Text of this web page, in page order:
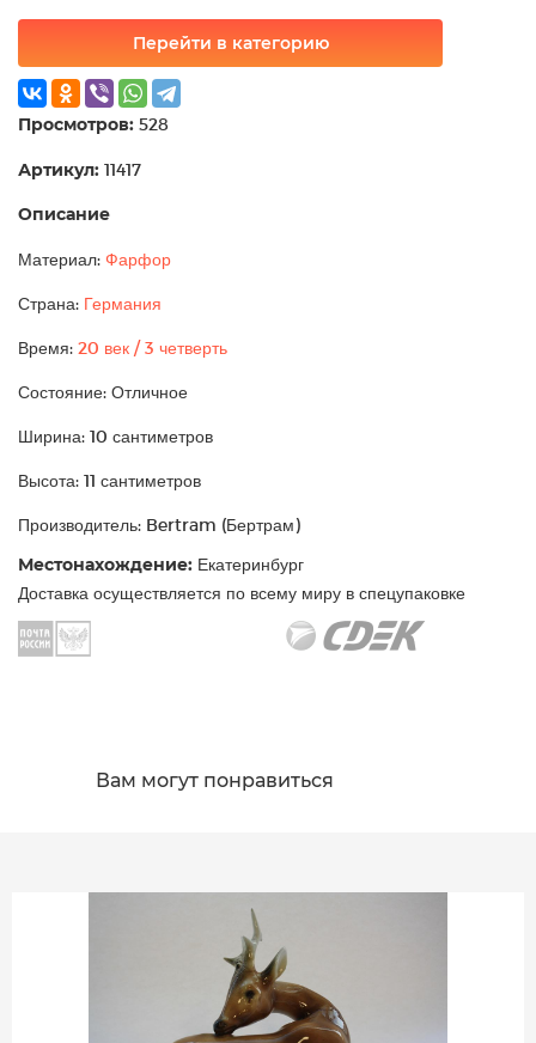
Перейти в категорию
Просмотров: 528
Артикул: 11417
Описание
Материал: Фарфор
Страна: Германия
Время: 20 век / 3 четверть
Состояние: Отличное
Ширина: 10 сантиметров
Высота: 11 сантиметров
Производитель: Bertram (Бертрам)
Местонахождение: Екатеринбург
Доставка осуществляется по всему миру в спецупаковке
Вам могут понравиться